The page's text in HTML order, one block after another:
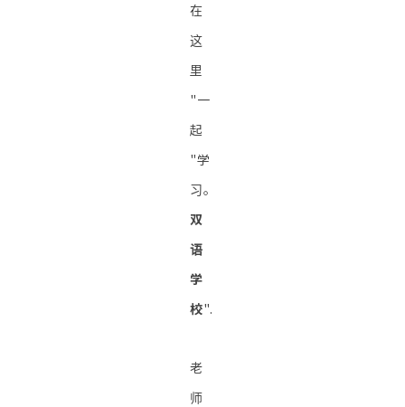
在
这
里
"一
起
"学
习。
双
语
学
校".
老
师